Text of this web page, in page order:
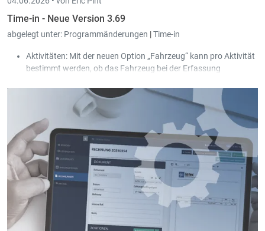
Time-in - Neue Version 3.69
abgelegt unter: Programmänderungen |Time-in
Aktivitäten: Mit der neuen Option „Fahrzeug“ kann pro Aktivität
bestimmt werden, ob das Fahrzeug bei der Erfassung
verpflichtend ist.